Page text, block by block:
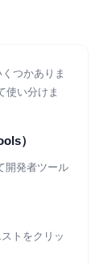
つかありま
使い分けま
）
開発者ツール
トをクリッ